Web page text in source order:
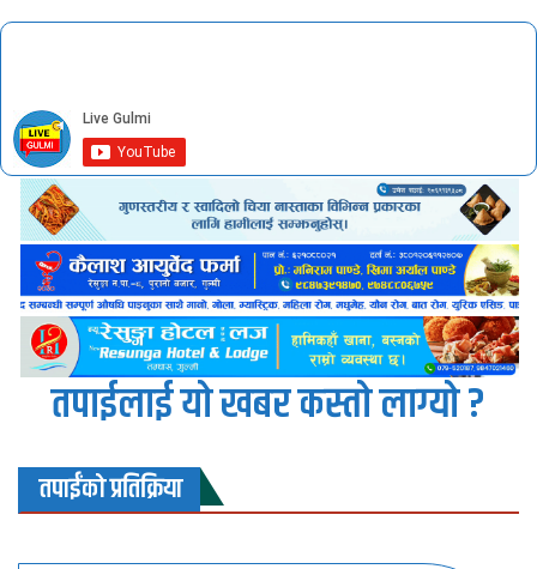
तपाईलाई यो खबर कस्तो लाग्यो ?
तपाईंको प्रतिक्रिया